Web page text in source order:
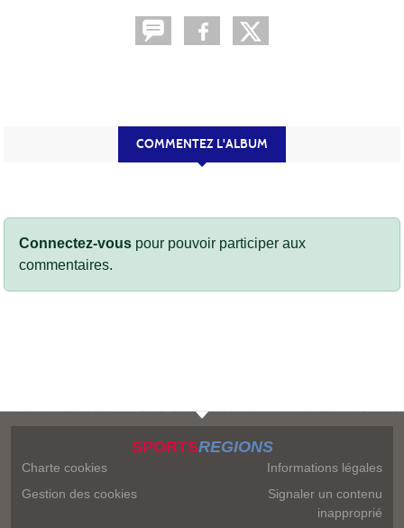
COMMENTEZ L'ALBUM
Connectez-vous pour pouvoir participer aux
commentaires.
SPORTSREGIONS
Charte cookies
Gestion des cookies
Informations légales
Signaler un contenu
inapproprié